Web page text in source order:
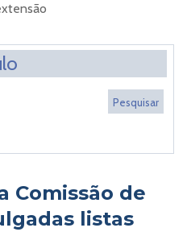
Canais
Comissão de
listas